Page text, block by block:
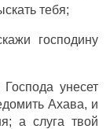
тебя;
господину
унесет
Ахава, и
а слуга твой